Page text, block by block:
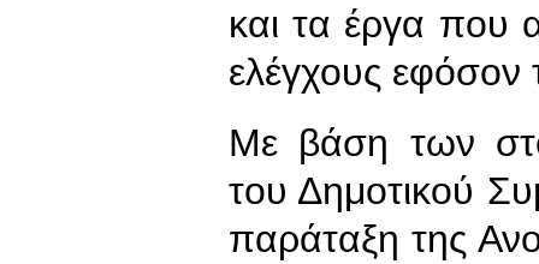
και τα έργα που
ελέγχους εφόσον
Με βάση των
του Δημοτικού
παράταξη της